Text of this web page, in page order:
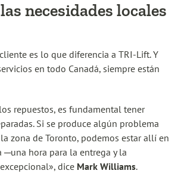
necesidades locales
es lo que diferencia a TRI-Lift. Y
en todo Canadá, siempre están
repuestos, es fundamental tener
Si se produce algún problema
zona de Toronto, podemos estar allí en
─una hora para la entrega y la
dice Mark Williams.